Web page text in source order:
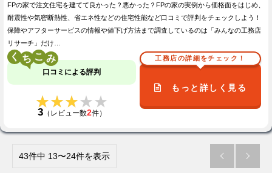
FPの家で注文住宅を建てて良かった？悪かった？FPの家の実例から価格面をはじめ、
耐震性や気密断熱性、省エネ性などの住宅性能など口コミで評判をチェックしよう！
保障やアフターサービスの情報や値下げ方法まで調査しているのは「みんなの工務店
リサーチ」だけ…
く こ
口コミによる評判
★★★★★
★★★★★
3（レビュー数2件）
工務店の詳細をチェック！
もっと詳しく見る
43件中 13〜24件を表示  